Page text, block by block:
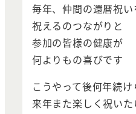
毎年、仲間の還暦祝い
祝えるのつながりと
参加の皆様の健康が
何よりもの喜びです
こうやって後何年続
来年また楽しく祝い